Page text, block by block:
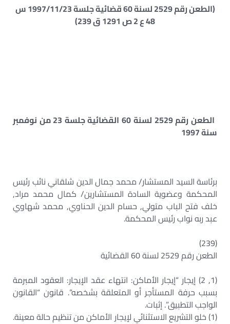
(الطعن رقم 2529 لسنة 60 قضائية جلسة 1997/11/23 س
48 ع 2 ص 1291 ق 239)
الطعن رقم 2529 لسنة 60 القضائية جلسة 23 من نوفمبر
سنة 1997
برئاسة السيد المستشار/ محمد جمال الدين شلقاني نائب رئيس
المحكمة وعضوية السادة المستشارين/ كمال محمد مراد,
خلف فتح الباب متولي, حسام الدين الحناوي, محمد شهاوي
عبد ربه نواب رئيس المحكمة.
(239)
الطعن رقم 2529 لسنة 60 القضائية
(1, 2) إيجار “إيجار الأماكن: انتهاء عقد الإيجار: العقود المبرمة
بسبب حرفة المستأجر أو المتعلقة بشخصه”. قانون “القانون
الواجب التطبيق”. إثبات.
(1) خلو التشريع الاستثنائي لإيجار الأماكن من تنظيم حالة معينة.